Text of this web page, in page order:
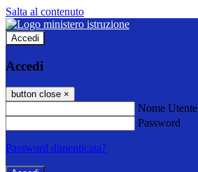
Salta al contenuto
Accedi
Accedi
button close ×
Nome Utente
Password
Password dimenticata?